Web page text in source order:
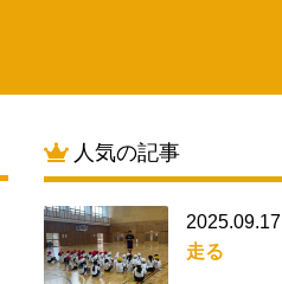
人気の記事
2025.09.17
走る